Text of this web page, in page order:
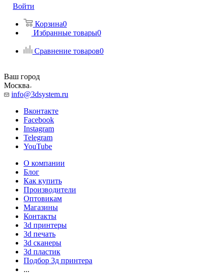
Войти
Корзина0
Избранные товары0
Сравнение товаров0
Ваш город
Москва
info@3dsystem.ru
Вконтакте
Facebook
Instagram
Telegram
YouTube
О компании
Блог
Как купить
Производители
Оптовикам
Магазины
Контакты
3d принтеры
3d печать
3d сканеры
3d пластик
Подбор 3д принтера
...